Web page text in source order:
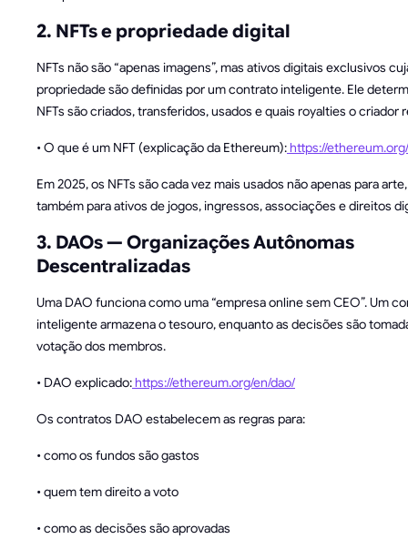
2. NFTs e propriedade digital
NFTs não são “apenas imagens”, mas ativos digitais exclusivos
propriedade são definidas por um contrato inteligente. Ele
NFTs são criados, transferidos, usados e quais royalties o criador
• O que é um NFT (explicação da Ethereum): https://
Em 2025, os NFTs são cada vez mais usados não apenas para
também para ativos de jogos, ingressos, associações e direitos
3. DAOs — Organizações Autônomas
Descentralizadas
Uma DAO funciona como uma “empresa online sem CEO”. Um
inteligente armazena o tesouro, enquanto as decisões são
votação dos membros.
• DAO explicado: https://ethereum.org/en/dao/
Os contratos DAO estabelecem as regras para:
• como os fundos são gastos
• quem tem direito a voto
• como as decisões são aprovadas